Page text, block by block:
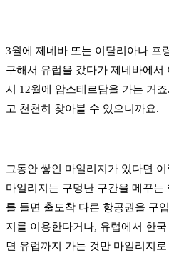
3월에 제네바 또는 이탈리아나 프
구해서 유럽을 갔다가 제네바에
시 12월에 암스테르담을 가는 거
고 천천히 찾아볼 수 있으니까요.
그동안 쌓인 마일리지가 있다면
마일리지는 구멍난 구간을 메꾸는
를 들면 출도착 다른 항공권을 구
지를 이용한다거나, 유럽에서 한
면 유럽까지 가는 것만 마일리지